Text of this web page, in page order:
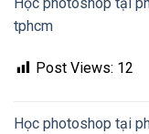
tphcm
Post Views: 12
Học photoshop tại